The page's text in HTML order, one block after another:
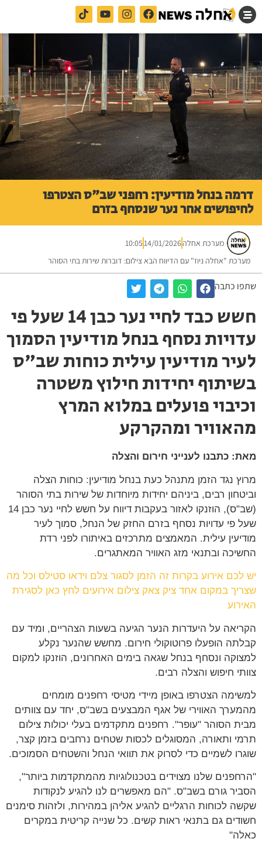
דרמה בנחל מודיעין: רחפני שב"ס הצטרפו
לחיפושים אחר נער שנסחף בזרם
מערכת אחלה14/01/2026
10:05
מערכת "אחלה ניוז" עם הדיווח הבא צילום: דוברות שירות בתי הסוהר
שתפו כתבה
חשש כבד לחיי נער כבן 14 שעל פי
עדויות נסחף בנחל מודיעין הסמוך
לעיר מודיעין עילית כוחות שב"ס
בשיתוף יחידות חילוץ משטרה
וכיבוי פועלים במלוא המרץ
מהאוויר ומהקרקע
מאת: כתבנו לענייני חירום והצלה
מרוץ נגד הזמן מתנהל כעת בנחל מודיעין: כוחות הצלה
וביטחון רבים, ביניהם יחידות מיוחדות של שירות בתי הסוהר
(שב"ס), הוזנקו לאזור בעקבות דיווח על חשש לחיי נער כבן 14
שעל פי עדויות נסחף בזרם החזק של הנחל, סמוך לעיר
מודיעין עילית. המאמצים מתרכזים באיתורו לפני רדת
החשיכה ובתנאי מזג האוויר המאתגרים.
יש לכם אירוע בקרות זה הזמן לסגור צלם וידאו סטילס וכל מה
שצריך במקום אחד ציק צאק צילום אירועים לחץ כאן לסגירת
האירוע
הקריאה על היעדרות הנער הגיעה בשעות הצהריים, ומיד עם
קבלתה הופעלו פרוטוקולי חירום. מחשש שהנער נקלע
למצוקה ונסחף בנחל שגאה בימים האחרונים, הוזנקו למקום
צוותי חיפוש והצלה רבים.
למשימה הצטרפו באופן מיידי מטיסי רחפנים מומחים
מהמערך האווירי של אגף המבצעים בשב"ס, יחד עם צוותים
מבית הסוהר "עופר". רחפנים מתקדמים בעלי יכולות צילום
תרמי ותאורה, המסוגלים לכסות שטחים נרחבים בזמן קצר,
שוגרו לשמיים כדי לסרוק את תוואי הנחל והשטחים הסמוכים.
"הרחפנים שלנו מצוידים בטכנולוגיות מהמתקדמות ביותר",
הסביר גורם בשב"ס. "הם מאפשרים לנו להגיע לנקודות
שקשה לכוחות הרגליים להגיע אליהן במהירות, ולזהות סימנים
חשודים גם בתנאי ראות קשים. כל שנייה קריטית במקרים
כאלה"